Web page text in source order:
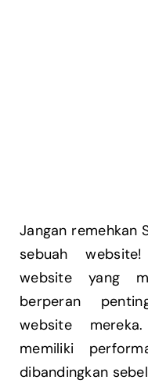
Jangan remehkan
sebuah
website yang
berperan
website
memiliki
dibandingkan